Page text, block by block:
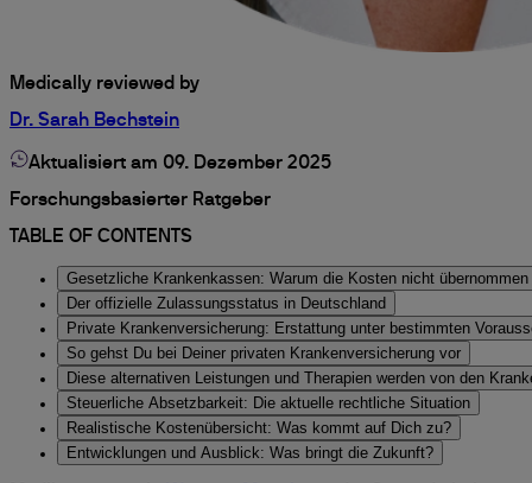
Medically reviewed by
Dr. Sarah Bechstein
Aktualisiert am 09. Dezember 2025
Forschungsbasierter Ratgeber
TABLE OF CONTENTS
Gesetzliche Krankenkassen: Warum die Kosten nicht übernommen
Der offizielle Zulassungsstatus in Deutschland
Private Krankenversicherung: Erstattung unter bestimmten
So gehst Du bei Deiner privaten Krankenversicherung vor
Diese alternativen Leistungen und Therapien werden von den
Steuerliche Absetzbarkeit: Die aktuelle rechtliche Situation
Realistische Kostenübersicht: Was kommt auf Dich zu?
Entwicklungen und Ausblick: Was bringt die Zukunft?